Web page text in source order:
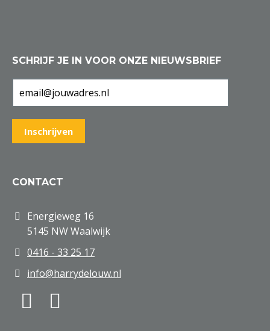
SCHRIJF JE IN VOOR ONZE NIEUWSBRIEF
CONTACT
Energieweg 16
5145 NW Waalwijk
0416 - 33 25 17
info@harrydelouw.nl